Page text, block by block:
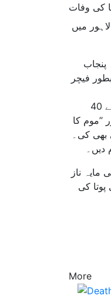
کی وفات
گلوکارہ ناہید اختر کے شوہر آصف علی پوتا 8 جولائی 2017ء کو لاہور میں
پنجاب
ڈگری حاصل کی۔ انہوں نے لاہور کے مقامی اخبار سے 1980 میں بطور فیچر
نامورشاعر، کالم نگار اور دانشور منو بھائی کے شاگرد تھے۔ اے ٹی وی کے ایگزیکٹو پروڈیوسر کی حیثیت سے انہوں نے 40
’’موم کا
ہدایت کاری بھی کی۔
ناز
کی
More